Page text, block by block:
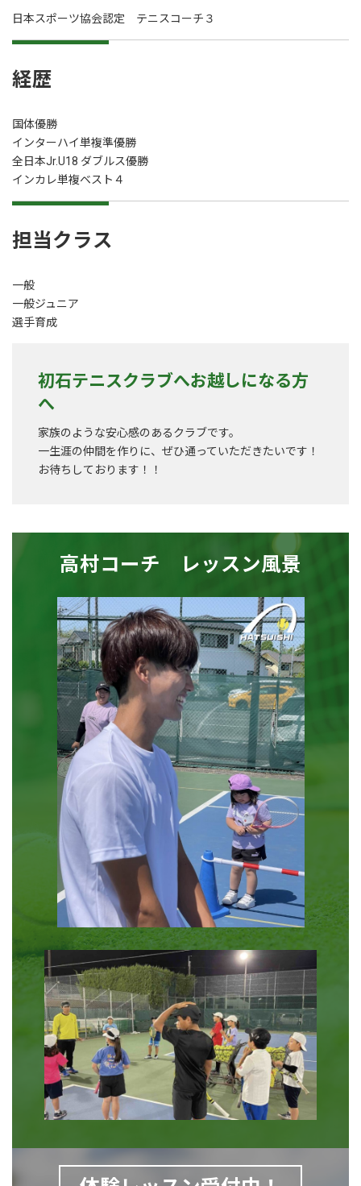
日本スポーツ協会認定 テニスコーチ３
経歴
国体優勝
インターハイ単複準優勝
全日本Jr.U18 ダブルス優勝
インカレ単複ベスト４
担当クラス
一般
一般ジュニア
選手育成
初石テニスクラブへお越しになる方
へ
家族のような安心感のあるクラブです。
一生涯の仲間を作りに、ぜひ通っていただきたいです！
お待ちしております！！
高村コーチ レッスン風景